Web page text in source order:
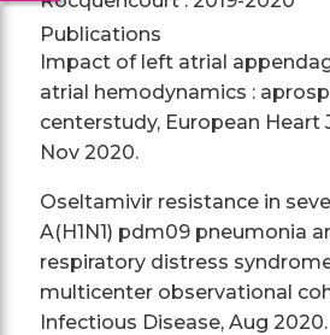
Publications
Impact of left atrial
atrial hemodynamics :
centerstudy, European Heart
Nov 2020.
Oseltamivir resistance in
A(H1N1) pdm09 pneumonia
respiratory distress
multicenter observational
Infectious Disease, Aug 2020.